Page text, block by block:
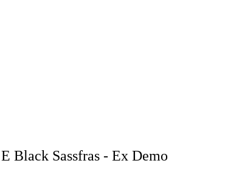
Black Sassfras - Ex Demo